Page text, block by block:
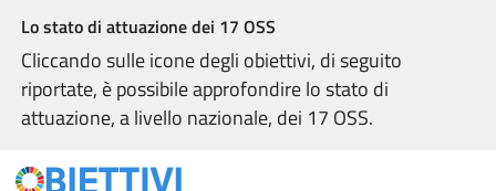
Lo stato di attuazione dei 17 OSS
Cliccando sulle icone degli obiettivi, di seguito
riportate, è possibile approfondire lo stato di
attuazione, a livello nazionale, dei 17 OSS.